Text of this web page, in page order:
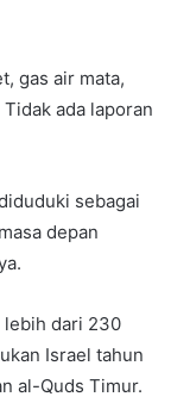
gas air mata,
ada laporan
sebagai
depan
lebih dari 230
Israel tahun
al-Quds Timur.